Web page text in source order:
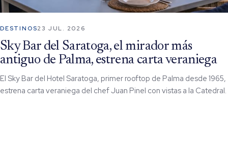
DESTINOS23 JUL. 2026
Sky Bar del Saratoga, el mirador más
antiguo de Palma, estrena carta veraniega
El Sky Bar del Hotel Saratoga, primer rooftop de Palma desde 1965,
estrena carta veraniega del chef Juan Pinel con vistas a la Catedral.